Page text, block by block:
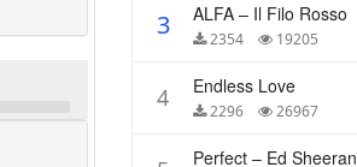
3 ALFA – Il Filo Rosso
2354 19205
4 Endless Love
2296 26967
Perfect – Ed Sheeran